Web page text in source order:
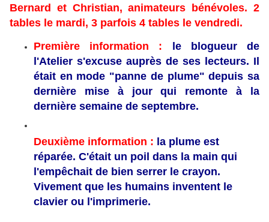
Bernard et Christian, animateurs bénévoles. 2
tables le mardi, 3 parfois 4 tables le vendredi.
Première information : le blogueur de
l'Atelier s'excuse auprès de ses lecteurs. Il
était en mode "panne de plume" depuis sa
dernière mise à jour qui remonte à la
dernière semaine de septembre.
Deuxième information : la plume est
réparée. C'était un poil dans la main qui
l'empêchait de bien serrer le crayon.
Vivement que les humains inventent le
clavier ou l'imprimerie.